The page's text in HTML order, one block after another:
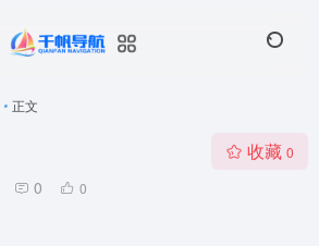
• 正文
0 0
收藏 0